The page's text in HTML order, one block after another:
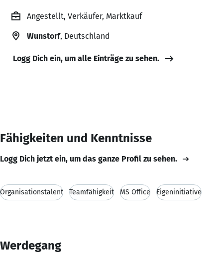
Angestellt, Verkäufer, Marktkauf
Wunstorf, Deutschland
Logg Dich ein, um alle Einträge zu sehen.
Fähigkeiten und Kenntnisse
Logg Dich jetzt ein, um das ganze Profil zu sehen.
Organisationstalent Teamfähigkeit MS Office Eigeninitiative
Werdegang